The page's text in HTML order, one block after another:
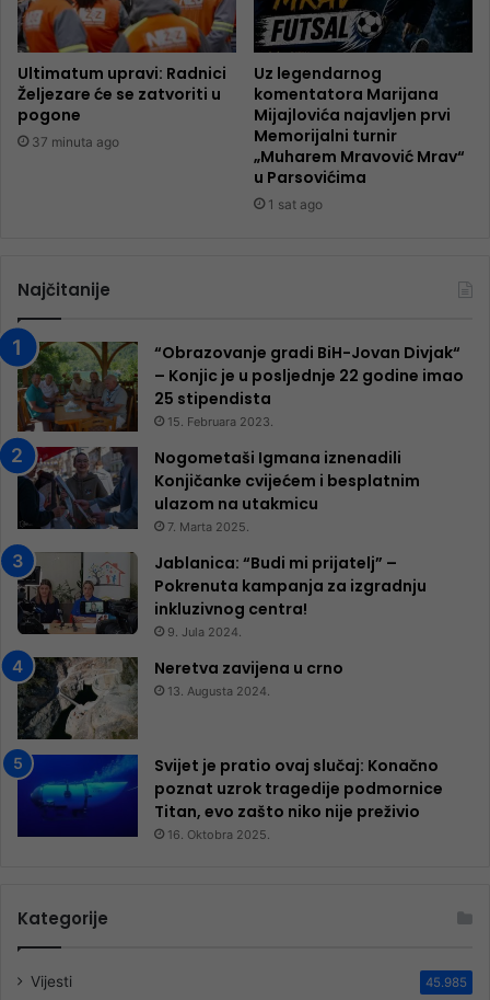
Ultimatum upravi: Radnici
Željezare će se zatvoriti u
pogone
37 minuta ago
Uz legendarnog
komentatora Marijana
Mijajlovića najavljen prvi
Memorijalni turnir
„Muharem Mravović Mrav“
u Parsovićima
1 sat ago
Najčitanije
“Obrazovanje gradi BiH-Jovan Divjak“
– Konjic je u posljednje 22 godine imao
25 ​​stipendista
15. Februara 2023.
Nogometaši Igmana iznenadili
Konjičanke cvijećem i besplatnim
ulazom na utakmicu
7. Marta 2025.
Jablanica: “Budi mi prijatelj” –
Pokrenuta kampanja za izgradnju
inkluzivnog centra!
9. Jula 2024.
Neretva zavijena u crno
13. Augusta 2024.
Svijet je pratio ovaj slučaj: Konačno
poznat uzrok tragedije podmornice
Titan, evo zašto niko nije preživio
16. Oktobra 2025.
Kategorije
Vijesti 45.985